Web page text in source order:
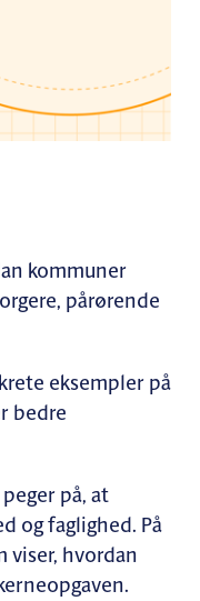
kommuner
pårørende
eksempler på
bedre
på, at
og faglighed. På
viser, hvordan